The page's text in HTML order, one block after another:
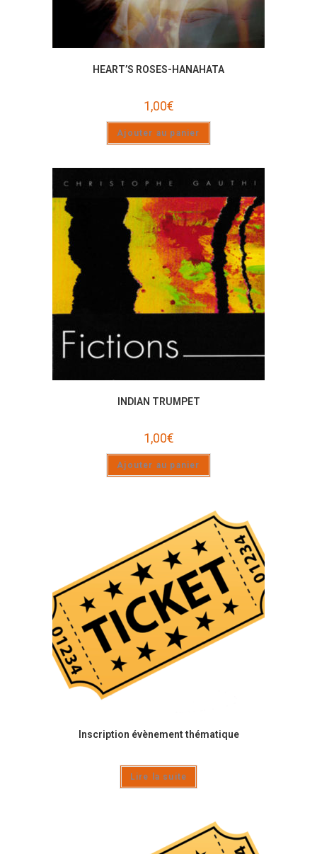
HEART’S ROSES-HANAHATA
1,00€
Ajouter au panier
INDIAN TRUMPET
1,00€
Ajouter au panier
Inscription évènement thématique
Lire la suite